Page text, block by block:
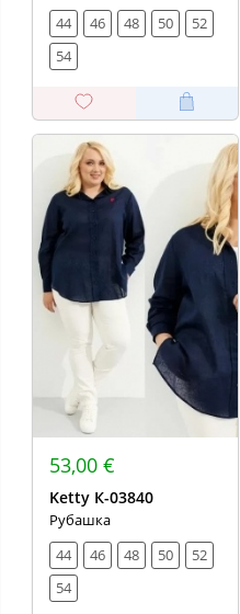
44
46 48 50
52
54
53,00 €
Ketty К-03840
Рубашка
44
46 48 50
52
54